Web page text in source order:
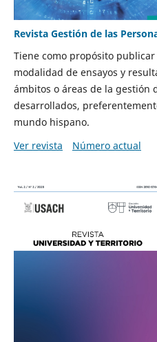
Revista Gestión de las
Tiene como propósito
modalidad de ensayos y
ámbitos o áreas de la gestión
desarrollados,
mundo hispano.
Ver revista
Número actual